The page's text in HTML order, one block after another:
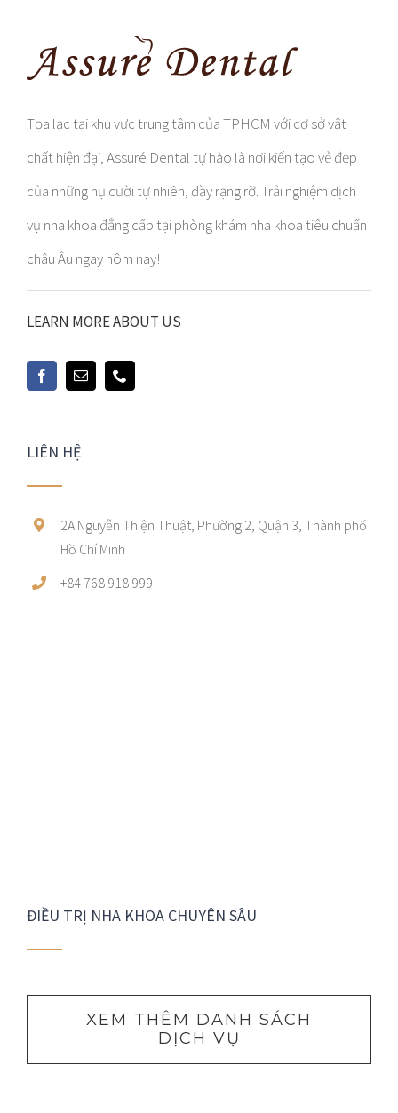
Tọa lạc tại khu vực trung tâm của TPHCM với cơ sở vật
chất hiện đại, Assuré Dental tự hào là nơi kiến tạo vẻ đẹp
của những nụ cười tự nhiên, đầy rạng rỡ. Trải nghiệm dịch
vụ nha khoa đẳng cấp tại phòng khám nha khoa tiêu chuẩn
châu Âu ngay hôm nay!
LEARN MORE ABOUT US
LIÊN HỆ
2A Nguyễn Thiện Thuật, Phường 2, Quận 3, Thành phố
Hồ Chí Minh
+84 768 918 999
ĐIỀU TRỊ NHA KHOA CHUYÊN SÂU
XEM THÊM DANH SÁCH
DỊCH VỤ